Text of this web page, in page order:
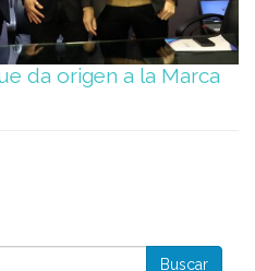
da origen a la Marca